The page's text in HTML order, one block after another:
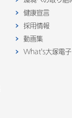
健康宣言
採用情報
動画集
What's大塚電子